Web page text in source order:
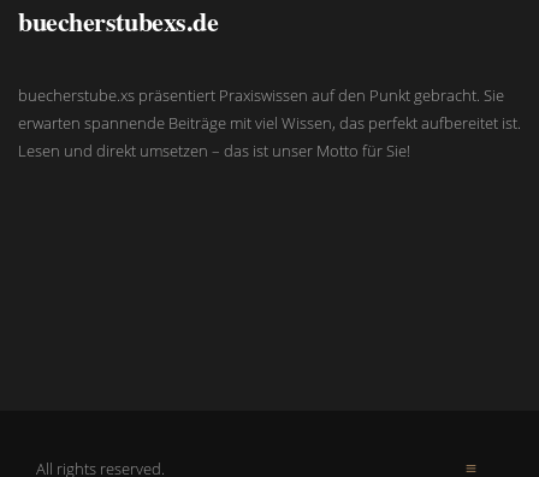
buecherstubexs.de
buecherstube.xs präsentiert Praxiswissen auf den Punkt gebracht. Sie
erwarten spannende Beiträge mit viel Wissen, das perfekt aufbereitet ist.
Lesen und direkt umsetzen – das ist unser Motto für Sie!
All rights reserved.